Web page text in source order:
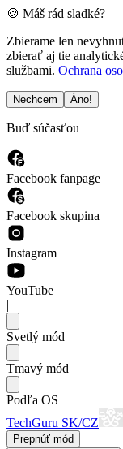
🍪 Máš rád sladké?
Zbierame len
zbierať aj tie
službami. Ochrana
Nechcem Áno!
Buď súčasťou
Facebook fanpage
Facebook skupina
Instagram
YouTube
|
Svetlý mód
Tmavý mód
Podľa OS
TechGuru SK/CZ
Prepnúť mód